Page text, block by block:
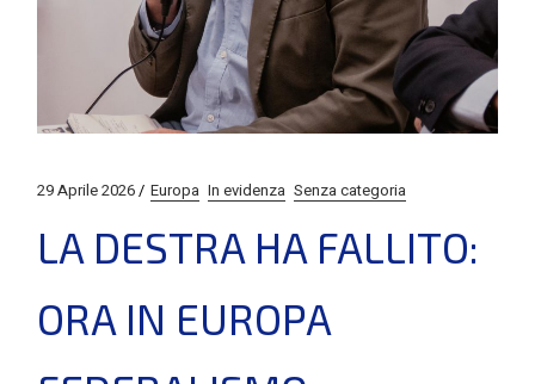
29 Aprile 2026 Europa In evidenza Senza categoria
LA DESTRA HA FALLITO:
ORA IN EUROPA